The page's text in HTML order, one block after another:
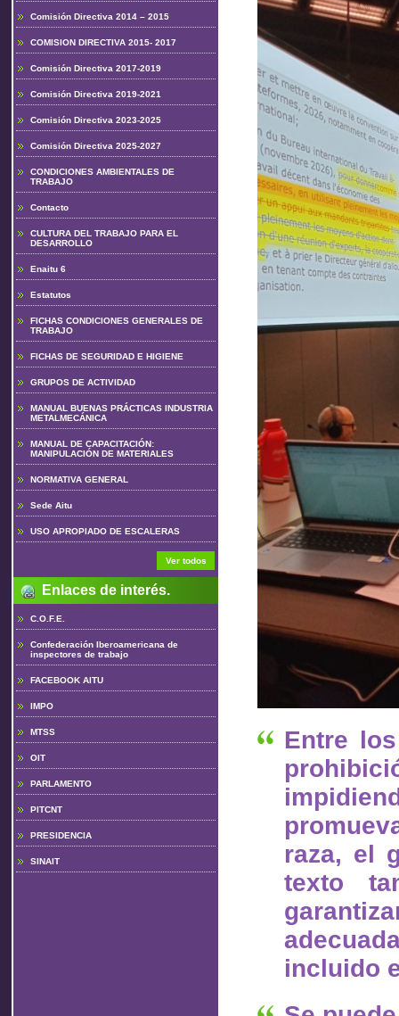
Entre
raza, el
texto
incluido
Comisión Directiva 2014 – 2015
COMISION DIRECTIVA 2015- 2017
Comisión Directiva 2017-2019
Comisión Directiva 2019-2021
Comisión Directiva 2023-2025
Comisión Directiva 2025-2027
CONDICIONES AMBIENTALES DE
TRABAJO
Contacto
CULTURA DEL TRABAJO PARA EL
DESARROLLO
Enaitu 6
Estatutos
FICHAS CONDICIONES GENERALES DE
TRABAJO
FICHAS DE SEGURIDAD E HIGIENE
GRUPOS DE ACTIVIDAD
MANUAL BUENAS PRÁCTICAS INDUSTRIA
METALMECÁNICA
MANUAL DE CAPACITACIÓN:
MANIPULACIÓN DE MATERIALES
NORMATIVA GENERAL
Sede Aitu
USO APROPIADO DE ESCALERAS
Ver todos
Enlaces de interés.
C.O.F.E.
Confederación Iberoamericana de
inspectores de trabajo
FACEBOOK AITU
IMPO
MTSS
OIT
PARLAMENTO
PITCNT
PRESIDENCIA
SINAIT